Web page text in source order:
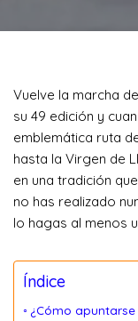
Vuelve la marcha de
su 49 edición y
emblemática ruta
hasta la Virgen de
en una tradición
no has realizado
lo hagas al menos
Índice
¿Cómo apuntarse